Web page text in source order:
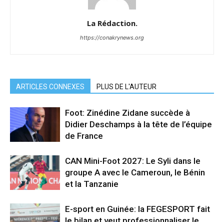
La Rédaction.
https://conakrynews.org
ARTICLES CONNEXES PLUS DE L'AUTEUR
Foot: Zinédine Zidane succède à
Didier Deschamps à la tête de l’équipe
de France
CAN Mini-Foot 2027: Le Syli dans le
groupe A avec le Cameroun, le Bénin
et la Tanzanie
E-sport en Guinée: la FEGESPORT fait